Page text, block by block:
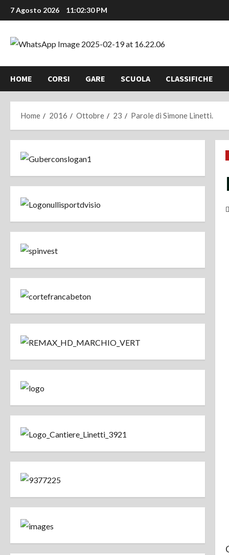
al
7 Agosto 2026 11:02:31 PM
HOME CORSI GARE SCUOLA CLASSIFICHE
Home 2016 Ottobre 23 Parole di Simone Linetti.